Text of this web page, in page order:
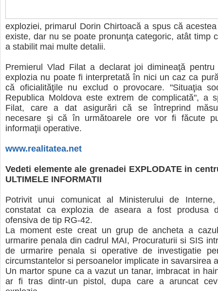
exploziei, primarul Dorin Chirtoacă a spus că
existe, dar nu se poate pronunţa categoric, atât timp
a stabilit mai multe detalii.
Premierul Vlad Filat a declarat joi dimineaţă
explozia nu poate fi interpretată în nici un caz ca
că oficialităţile nu exclud o provocare. "Situaţia
Republica Moldova este extrem de complicată", a
Filat, care a dat asigurări că se întreprind
necesare şi că în următoarele ore vor fi făcute
informaţii operative.
www.realitatea.net
Vedeti elemente ale grenadei EXPLODATE in
ULTIMELE INFORMATII
Potrivit unui comunicat al Ministerului de
constatat ca explozia de aseara a fost produsa
ofensiva de tip RG-42.
La moment este creat un grup de ancheta a
urmarire penala din cadrul MAI, Procuraturii si SIS
de urmarire penala si operative de investigatie
circumstantelor si persoanelor implicate in savarsirea
Un martor spune ca a vazut un tanar, imbracat in
ar fi tras dintr-un pistol, dupa care a aruncat